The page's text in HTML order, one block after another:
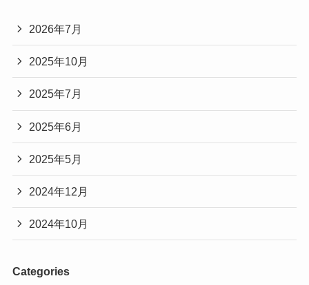
2026年7月
2025年10月
2025年7月
2025年6月
2025年5月
2024年12月
2024年10月
Categories